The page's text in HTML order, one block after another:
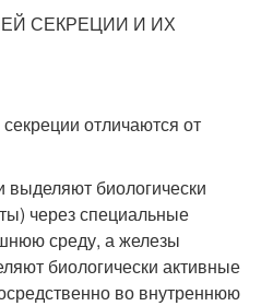
СЕКРЕЦИИ И ИХ
отличаются от
биологически
через специальные
среду, а железы
биологически активные
во внутреннюю